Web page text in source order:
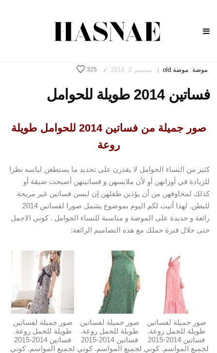
موضة موضة old | سبتمبر 2, 2014 /
325
فساتين 2014 طويلة للحوامل
صور جميلة من فساتين 2014 للحوامل طويلة
روعة
كثير من النساء الحوامل لا يقدرن على تحديد ما يستطعن لباسه نظرا
للزيادة في أوزانهن أو لأن ملابسهن و فساتينهن أصبحت ضيقة أو
كذلك لمخاوفهن من أن يؤذين طفلهن إن لبسن فساتين غير مريحة
للبطن. لهذا أتيت لكم اليوم بموضوع يشمل صورا لفساتين 2014
رائعة و جديدة على الموضة و مناسبة للنساء الحوامل . كوني الاجمل
حتى خلال فترة حملك مع هذه التصاميم الرائعة:
صور جميلة لفساتين
طويلة للحمل روعة.
فساتين 2014-2015
لجميع المواسم. كوني
صور جميلة لفساتين
طويلة للحمل روعة.
فساتين 2014-2015
لجميع المواسم. كوني
صور جميلة لفساتين
طويلة للحمل روعة.
فساتين 2014-2015
لجميع المواسم. كوني